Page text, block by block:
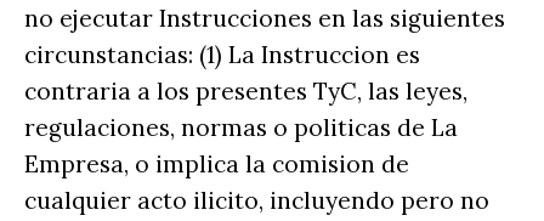
no ejecutar Instrucciones en las siguientes
circunstancias: (1) La Instruccion es
contraria a los presentes TyC, las leyes,
regulaciones, normas o politicas de La
Empresa, o implica la comision de
cualquier acto ilicito, incluyendo pero no